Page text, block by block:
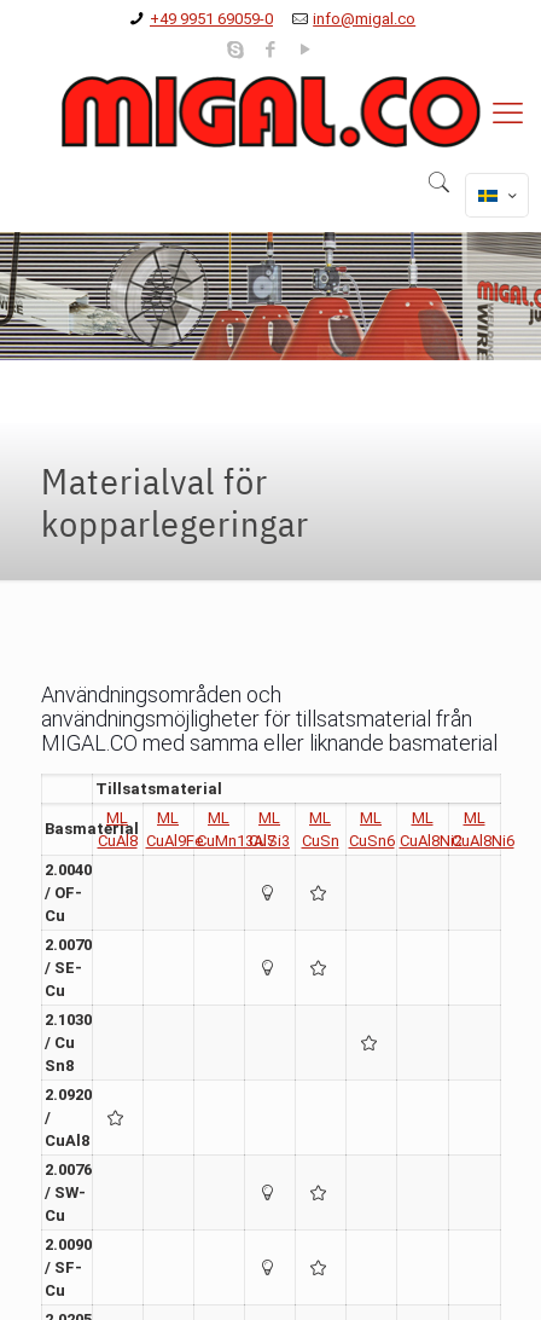
+49 9951 69059-0 info@migal.co
Materialval för
kopparlegeringar
Användningsområden och
användningsmöjligheter för tillsatsmaterial från
MIGAL.CO med samma eller liknande basmaterial
Tillsatsmaterial
Basmaterial
ML
CuAl8
ML
CuAl9Fe
ML
CuMn13Al7
ML
CuSi3
ML
CuSn
ML
CuSn6
ML
CuAl8Ni2
ML
CuAl8Ni6
2.0040
/ OF-
Cu
2.0070
/ SE-
Cu
2.1030
/ Cu
Sn8
2.0920
/
CuAl8
2.0076
/ SW-
Cu
2.0090
/ SF-
Cu